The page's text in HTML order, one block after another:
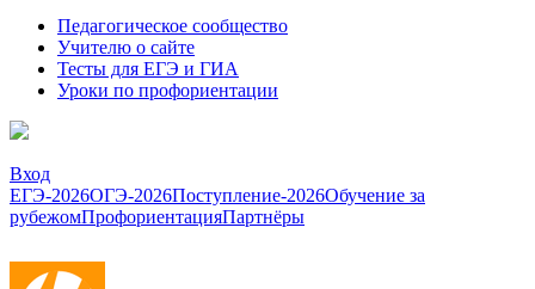
Педагогическое сообщество
Учителю о сайте
Тесты для ЕГЭ и ГИА
Уроки по профориентации
Вход
ЕГЭ-2026ОГЭ-2026Поступление-2026Обучение за
рубежомПрофориентацияПартнёры